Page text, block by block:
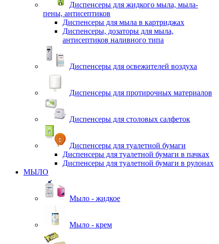
Диспенсеры для жидкого мыла, мыла-
пены, антисептиков
Диспенсеры для мыла в картриджах
Диспенсеры, дозаторы для мыла,
антисептиков наливного типа
Диспенсеры для освежителей воздуха
Диспенсеры для протирочных материалов
Диспенсеры для столовых салфеток
Диспенсеры для туалетной бумаги
Диспенсеры для туалетной бумаги в пачках
Диспенсеры для туалетной бумаги в рулонах
МЫЛО
Мыло - жидкое
Мыло - крем